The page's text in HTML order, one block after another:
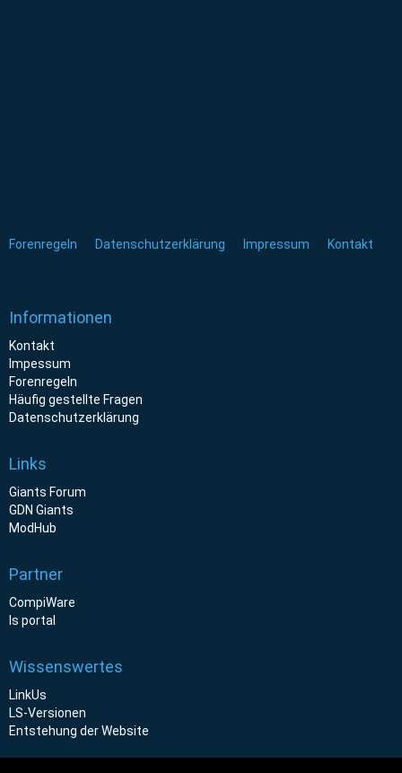
Forenregeln Datenschutzerklärung Impressum Kontakt
Informationen
Kontakt
Impessum
Forenregeln
Häufig gestellte Fragen
Datenschutzerklärung
Links
Giants Forum
GDN Giants
ModHub
Partner
CompiWare
ls portal
Wissenswertes
LinkUs
LS-Versionen
Entstehung der Website